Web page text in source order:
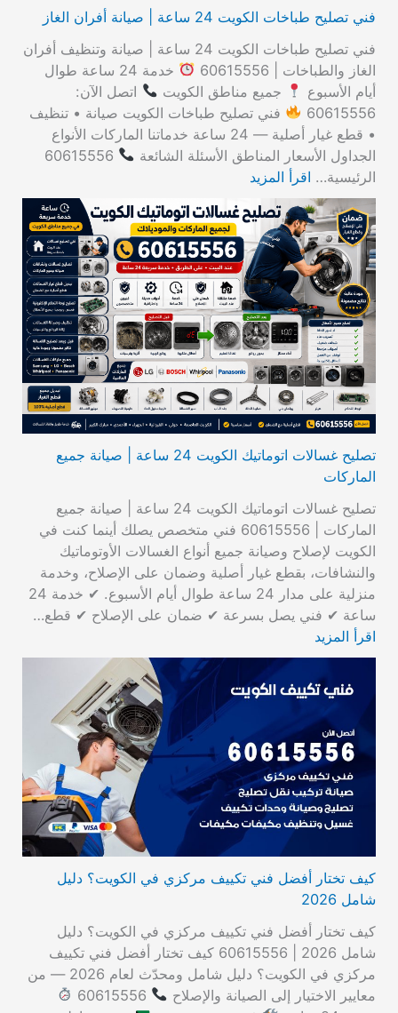
فني تصليح طباخات الكويت 24 ساعة | صيانة أفران الغاز
فني تصليح طباخات الكويت 24 ساعة | صيانة وتنظيف أفران
الغاز والطباخات | 60615556
خدمة 24 ساعة طوال
أيام الأسبوع
جميع مناطق الكويت
اتصل الآن:
60615556
فني تصليح طباخات الكويت صيانة • تنظيف
• قطع غيار أصلية — 24 ساعة خدماتنا الماركات الأنواع
الجداول الأسعار المناطق الأسئلة الشائعة
60615556
الرئيسية… اقرأ المزيد
تصليح غسالات اتوماتيك الكويت 24 ساعة | صيانة جميع
الماركات
تصليح غسالات اتوماتيك الكويت 24 ساعة | صيانة جميع
الماركات | 60615556 فني متخصص يصلك أينما كنت في
الكويت لإصلاح وصيانة جميع أنواع الغسالات الأوتوماتيك
والنشافات، بقطع غيار أصلية وضمان على الإصلاح، وخدمة
منزلية على مدار 24 ساعة طوال أيام الأسبوع. ✔ خدمة 24
ساعة ✔ فني يصل بسرعة ✔ ضمان على الإصلاح ✔ قطع…
اقرأ المزيد
كيف تختار أفضل فني تكييف مركزي في الكويت؟ دليل
شامل 2026
كيف تختار أفضل فني تكييف مركزي في الكويت؟ دليل
شامل 2026 | 60615556 كيف تختار أفضل فني تكييف
مركزي في الكويت؟ دليل شامل ومحدّث لعام 2026 — من
معايير الاختيار إلى الصيانة والإصلاح